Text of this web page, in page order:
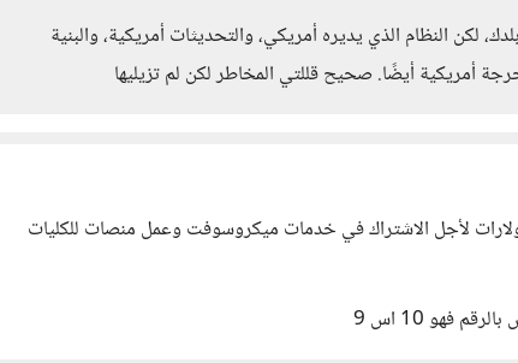
لكن النظام الذي يديره أمريكي، والتحديثات أمريكية، والبنية
أمريكية أيضًا. صحيح قللتي المخاطر لكن لم تزيليها
لأجل الاشتراك في خدمات ميكروسوفت وعمل منصات للكليات
فهو 10 اس 9